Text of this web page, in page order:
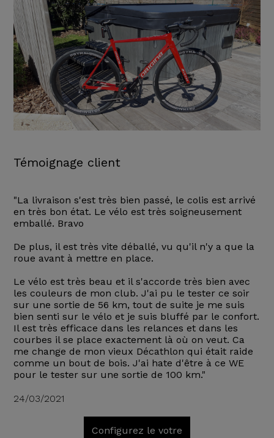
Témoignage client
"La livraison s'est très bien passé, le colis est arrivé
en très bon état. Le vélo est très soigneusement
emballé. Bravo
De plus, il est très vite déballé, vu qu'il n'y a que la
roue avant à mettre en place.
Le vélo est très beau et il s'accorde très bien avec
les couleurs de mon club. J'ai pu le tester ce soir
sur une sortie de 56 km, tout de suite je me suis
bien senti sur le vélo et je suis bluffé par le confort.
Il est très efficace dans les relances et dans les
courbes il se place exactement là où on veut. Ca
me change de mon vieux Décathlon qui était raide
comme un bout de bois. J'ai hate d'être à ce WE
pour le tester sur une sortie de 100 km."
24/03/2021
Configurez le votre